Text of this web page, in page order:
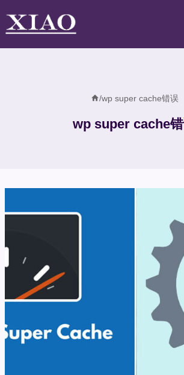
/wp super cache错误
wp super cache